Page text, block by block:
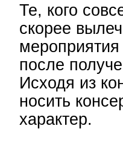
Те, кого
скорее
после
Исходя из
носить
характер.